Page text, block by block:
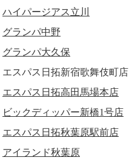
ハイパージアス立川
グランパ中野
グランパ大久保
エスパス日拓新宿歌舞伎町店
エスパス日拓高田馬場本店
ビックディッパー新橋1号店
エスパス日拓秋葉原駅前店
アイランド秋葉原